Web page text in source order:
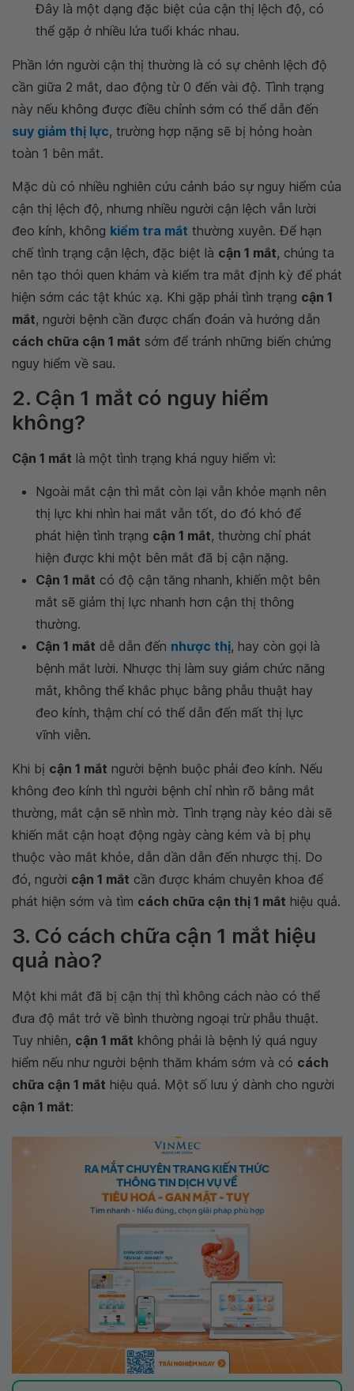
Đây là một dạng đặc biệt của cận thị lệch độ, có
thể gặp ở nhiều lứa tuổi khác nhau.
Phần lớn người cận thị thường là có sự chênh lệch độ
cần giữa 2 mắt, dao động từ 0 đến vài độ. Tình trạng
này nếu không được điều chỉnh sớm có thể dẫn đến
suy giảm thị lực, trường hợp nặng sẽ bị hỏng hoàn
toàn 1 bên mắt.
Mặc dù có nhiều nghiên cứu cảnh báo sự nguy hiểm của
cận thị lệch độ, nhưng nhiều người cận lệch vẫn lười
đeo kính, không kiểm tra mắt thường xuyên. Để hạn
chế tình trạng cận lệch, đặc biệt là cận 1 mắt, chúng ta
nên tạo thói quen khám và kiểm tra mắt định kỳ để phát
hiện sớm các tật khúc xạ. Khi gặp phải tình trạng cận 1
mắt, người bệnh cần được chẩn đoán và hướng dẫn
cách chữa cận 1 mắt sớm để tránh những biến chứng
nguy hiểm về sau.
2. Cận 1 mắt có nguy hiểm
không?
Cận 1 mắt là một tình trạng khá nguy hiểm vì:
Ngoài mắt cận thì mắt còn lại vẫn khỏe mạnh nên
thị lực khi nhìn hai mắt vẫn tốt, do đó khó để
phát hiện tình trạng cận 1 mắt, thường chỉ phát
hiện được khi một bên mắt đã bị cận nặng.
Cận 1 mắt có độ cận tăng nhanh, khiến một bên
mắt sẽ giảm thị lực nhanh hơn cận thị thông
thường.
Cận 1 mắt dễ dẫn đến nhược thị, hay còn gọi là
bệnh mắt lười. Nhược thị làm suy giảm chức năng
mắt, không thể khắc phục bằng phẫu thuật hay
đeo kính, thậm chí có thể dẫn đến mất thị lực
vĩnh viễn.
Khi bị cận 1 mắt người bệnh buộc phải đeo kính. Nếu
không đeo kính thì người bệnh chỉ nhìn rõ bằng mắt
thường, mắt cận sẽ nhìn mờ. Tình trạng này kéo dài sẽ
khiến mắt cận hoạt động ngày càng kém và bị phụ
thuộc vào mắt khỏe, dẫn dần dẫn đến nhược thị. Do
đó, người cận 1 mắt cần được khám chuyên khoa để
phát hiện sớm và tìm cách chữa cận thị 1 mắt hiệu quả.
3. Có cách chữa cận 1 mắt hiệu
quả nào?
Một khi mắt đã bị cận thị thì không cách nào có thể
đưa độ mắt trở về bình thường ngoại trừ phẫu thuật.
Tuy nhiên, cận 1 mắt không phải là bệnh lý quá nguy
hiểm nếu như người bệnh thăm khám sớm và có cách
chữa cận 1 mắt hiệu quả. Một số lưu ý dành cho người
cận 1 mắt: